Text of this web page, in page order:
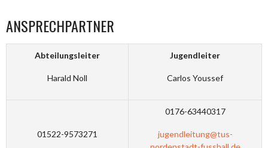
ANSPRECHPARTNER
Abteilungsleiter
Harald Noll
Jugendleiter
Carlos Youssef
01522-9573271
0176-63440317
jugendleitung@tus-